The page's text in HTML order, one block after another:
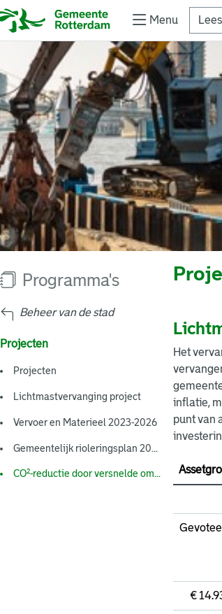
Menu
Programma's
Beheer van de stad
Projecten
Projecten
Lichtmastvervanging project
Vervoer en Materieel 2023-2026
Gemeentelijk rioleringsplan 20...
CO²-reductie door versnelde om...
Het
inflatie,
punt van
€